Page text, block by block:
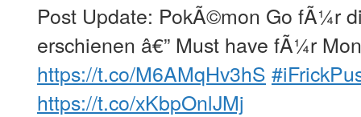
Post Update: PokÃ©mon Go fÃ¼r
erschienen â€” Must have fÃ¼r
https://t.co/M6AMqHv3hS
https://t.co/xKbpOnlJMj